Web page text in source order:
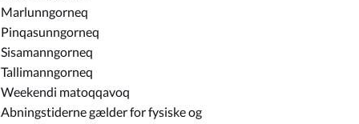
Marlunngorneq
Pinqasunngorneq
Sisamanngorneq
Tallimanngorneq
Weekendi matoqqavoq
Abningstiderne gælder for fysiske og